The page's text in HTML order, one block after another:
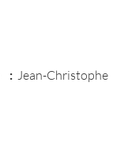
: Jean-Christophe